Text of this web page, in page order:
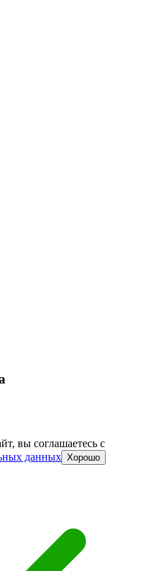
вы соглашаетесь c
данных Хорошо